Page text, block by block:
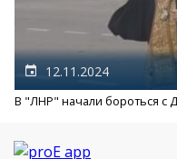
12.11.2024
В "ЛНР" начали бороться с